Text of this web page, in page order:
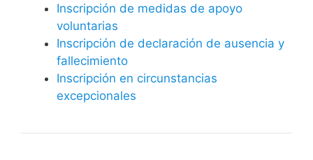
Inscripción de medidas de apoyo
voluntarias
Inscripción de declaración de ausencia y
fallecimiento
Inscripción en circunstancias
excepcionales